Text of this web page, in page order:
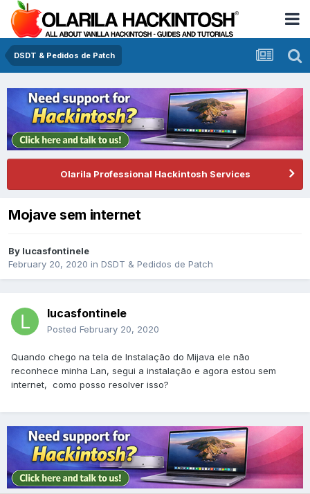
DSDT & Pedidos de Patch
Olarila Professional Hackintosh Services
Mojave sem internet
By lucasfontinele
February 20, 2020 in DSDT & Pedidos de Patch
lucasfontinele
Posted February 20, 2020
Quando chego na tela de lnstalação do Mijava ele não
reconhece minha Lan, segui a instalação e agora estou sem
internet, como posso resolver isso?